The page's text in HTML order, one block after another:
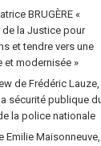
BRUGÈRE «
de la Justice pour
et tendre vers une
et modernisée »
de Frédéric Lauze,
sécurité publique
la police nationale
Emilie Maisonneuve,